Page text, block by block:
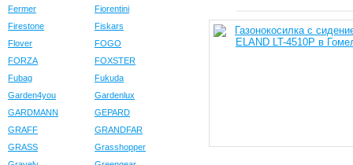
Fermer
Fiorentini
Firestone
Fiskars
Flover
FOGO
FORZA
FOXSTER
Fubag
Fukuda
Garden4you
Gardenlux
GARDMANN
GEPARD
GRAFF
GRANDFAR
GRASS
Grasshopper